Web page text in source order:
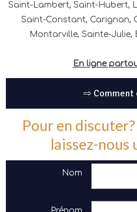
Saint-Lambert, Saint-Hubert,
Saint-Constant, Carignan,
Montarville, Sainte-Julie,
En ligne
⇨ Comment
Pour en
laissez-nous
Nom